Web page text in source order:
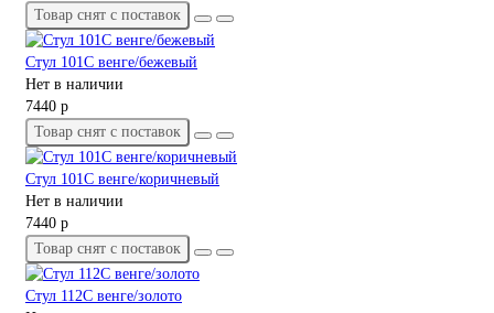
Товар снят с поставок
Стул 101С венге/бежевый
Нет в наличии
7440 р
Товар снят с поставок
Стул 101С венге/коричневый
Нет в наличии
7440 р
Товар снят с поставок
Стул 112С венге/золото